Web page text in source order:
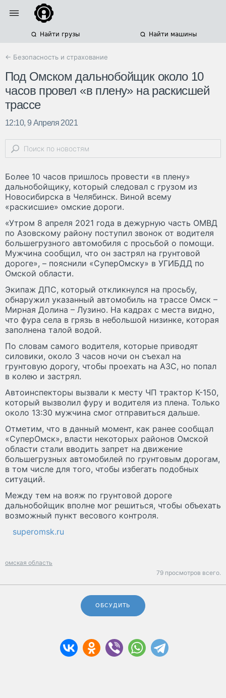
Найти грузы Найти машины
← Безопасность и страхование
Под Омском дальнобойщик около 10
часов провел «в плену» на раскисшей
трассе
12:10, 9 Апреля 2021
Более 10 часов пришлось провести «в плену»
дальнобойщику, который следовал с грузом из
Новосибирска в Челябинск. Виной всему
«раскисшие» омские дороги.
«Утром 8 апреля 2021 года в дежурную часть ОМВД
по Азовскому району поступил звонок от водителя
большегрузного автомобиля с просьбой о помощи.
Мужчина сообщил, что он застрял на грунтовой
дороге», – пояснили «СуперОмску» в УГИБДД по
Омской области.
Экипаж ДПС, который откликнулся на просьбу,
обнаружил указанный автомобиль на трассе Омск –
Мирная Долина – Лузино. На кадрах с места видно,
что фура села в грязь в небольшой низинке, которая
заполнена талой водой.
По словам самого водителя, которые приводят
силовики, около 3 часов ночи он съехал на
грунтовую дорогу, чтобы проехать на АЗС, но попал
в колею и застрял.
Автоинспекторы вызвали к месту ЧП трактор К-150,
который вызволил фуру и водителя из плена. Только
около 13:30 мужчина смог отправиться дальше.
Отметим, что в данный момент, как ранее сообщал
«СуперОмск», власти некоторых районов Омской
области стали вводить запрет на движение
большегрузных автомобилей по грунтовым дорогам,
в том числе для того, чтобы избегать подобных
ситуаций.
Между тем на вояж по грунтовой дороге
дальнобойщик вполне мог решиться, чтобы объехать
возможный пункт весового контроля.
superomsk.ru
омская область
79 просмотров всего.
ОБСУДИТЬ